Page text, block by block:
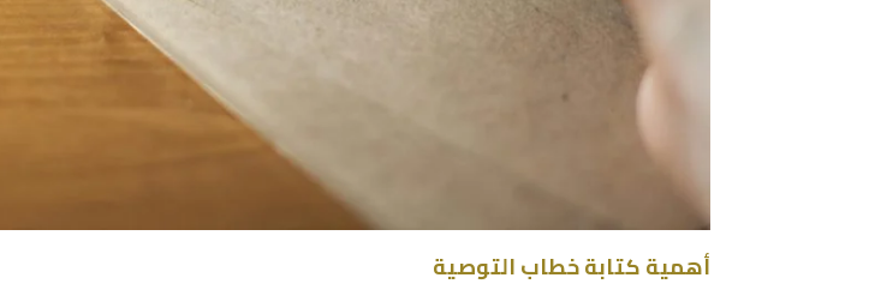
أهمية كتابة خطاب التوصية